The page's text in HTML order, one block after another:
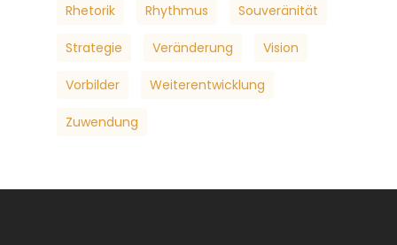
Rhetorik Rhythmus Souveränität
Strategie Veränderung Vision
Vorbilder Weiterentwicklung
Zuwendung